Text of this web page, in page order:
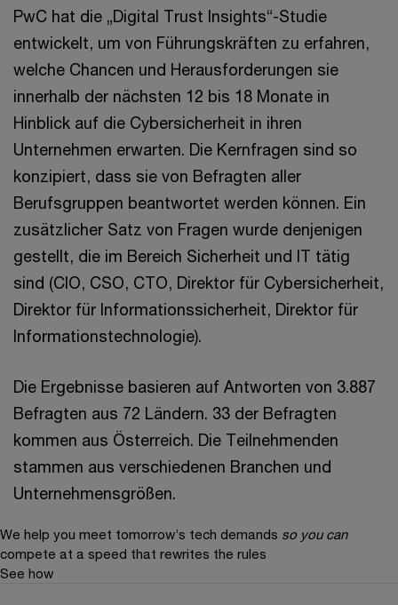
PwC hat die „Digital Trust Insights“-Studie
entwickelt, um von Führungskräften zu erfahren,
welche Chancen und Herausforderungen sie
innerhalb der nächsten 12 bis 18 Monate in
Hinblick auf die Cybersicherheit in ihren
Unternehmen erwarten. Die Kernfragen sind so
konzipiert, dass sie von Befragten aller
Berufsgruppen beantwortet werden können. Ein
zusätzlicher Satz von Fragen wurde denjenigen
gestellt, die im Bereich Sicherheit und IT tätig
sind (CIO, CSO, CTO, Direktor für Cybersicherheit,
Direktor für Informationssicherheit, Direktor für
Informationstechnologie).
Die Ergebnisse basieren auf Antworten von 3.887
Befragten aus 72 Ländern. 33 der Befragten
kommen aus Österreich. Die Teilnehmenden
stammen aus verschiedenen Branchen und
Unternehmensgrößen.
We help you meet tomorrow’s tech demands so you can
compete at a speed that rewrites the rules
See how